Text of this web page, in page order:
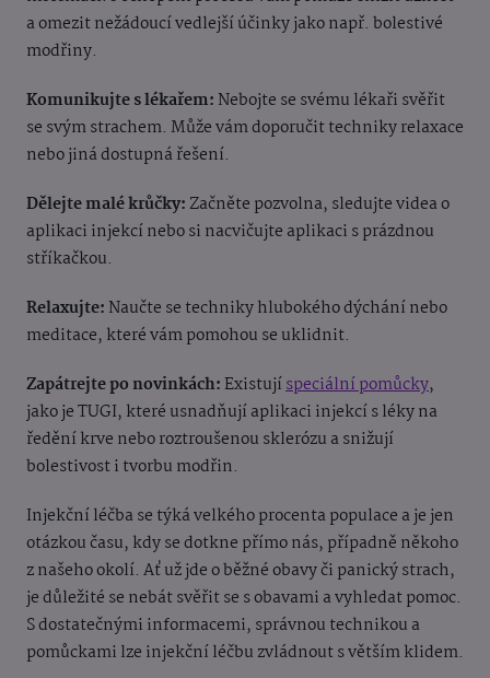
a omezit nežádoucí vedlejší účinky jako např. bolestivé
modřiny.
Komunikujte s lékařem: Nebojte se svému lékaři svěřit
se svým strachem. Může vám doporučit techniky relaxace
nebo jiná dostupná řešení.
Dělejte malé krůčky:Začněte pozvolna, sledujte videa o
aplikaci injekcí nebo si nacvičujte aplikaci s prázdnou
stříkačkou.
Relaxujte: Naučte se techniky hlubokého dýchání nebo
meditace, které vám pomohou se uklidnit.
Zapátrejte po novinkách:Existujíspeciální pomůcky,
jako je TUGI, které usnadňují aplikaci injekcí s léky na
ředění krve nebo roztroušenou sklerózu a snižují
bolestivost i tvorbu modřin.
Injekční léčba se týká velkého procenta populace a je jen
otázkou času, kdy se dotkne přímo nás, případně někoho
z našeho okolí. Ať už jde o běžné obavy či panický strach,
je důležité se nebát svěřit se s obavami a vyhledat pomoc.
S dostatečnými informacemi, správnou technikou a
pomůckami lze injekční léčbu zvládnout s větším klidem.